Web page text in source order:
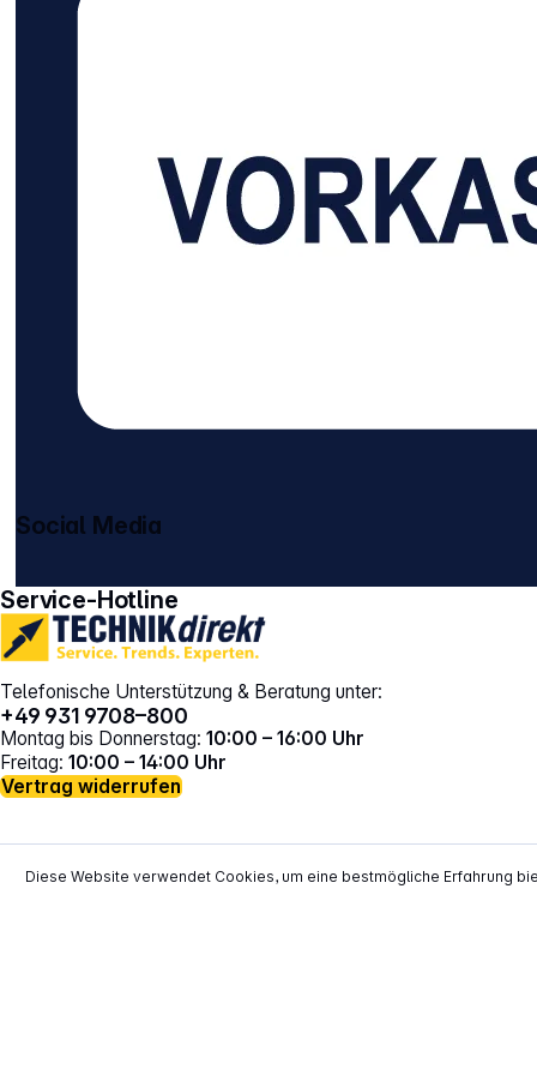
Service-Hotline
Telefonische Unterstützung & Beratung unter:
+49 931 9708–800
Montag bis Donnerstag: 10:00 – 16:00 Uhr
Freitag: 10:00 – 14:00 Uhr
Vertrag widerrufen
Social Media
Diese Website verwendet Cookies, um eine bestmögliche Erfahrung